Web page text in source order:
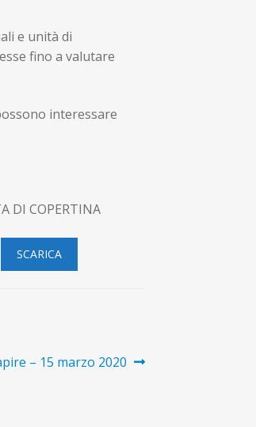
e unità di
fino a valutare
interessare
SCARICA
– 15 marzo 2020